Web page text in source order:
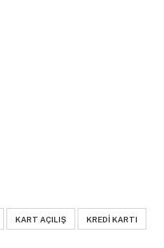
KART AÇILIŞ KREDI KARTI